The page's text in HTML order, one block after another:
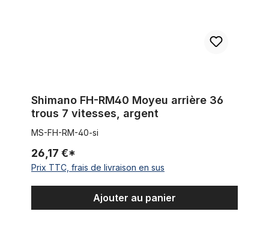
Shimano FH-RM40 Moyeu arrière 36
trous 7 vitesses, argent
MS-FH-RM-40-si
26,17 €*
Prix TTC, frais de livraison en sus
Ajouter au panier